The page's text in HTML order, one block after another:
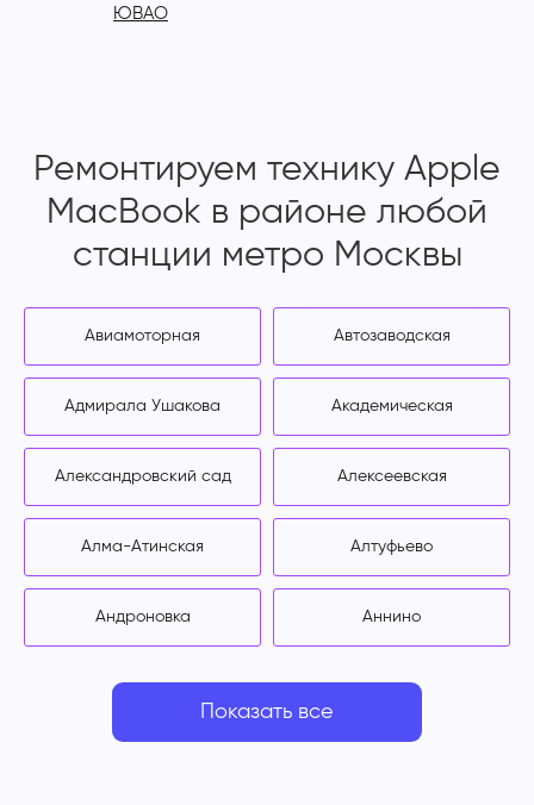
ЮВАО
Ремонтируем технику Apple
MacBook в районе любой
станции метро Москвы
Авиамоторная Автозаводская
Адмирала Ушакова Академическая
Александровский сад Алексеевская
Алма-Атинская Алтуфьево
Андроновка Аннино
Показать все